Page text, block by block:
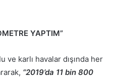
YAPTIM”
ve karlı havalar dışında her
“2019’da 11 bin 800